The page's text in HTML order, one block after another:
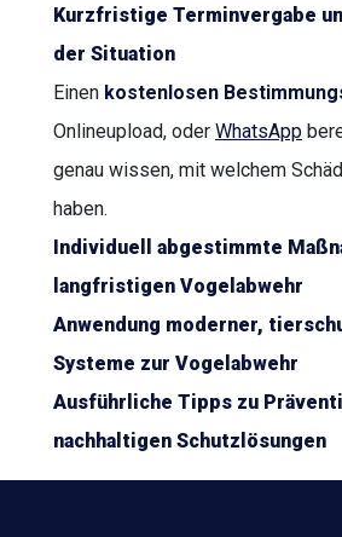
Kurzfristige Terminvergabe
der Situation
Einen kostenlosen
Onlineupload, oder WhatsApp
genau wissen, mit welchem
haben.
Individuell abgestimmte
langfristigen Vogelabwehr
Anwendung moderner,
Systeme zur Vogelabwehr
Ausführliche Tipps zu
nachhaltigen Schutzlösungen